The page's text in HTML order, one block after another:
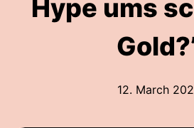
Hype ums
12. March